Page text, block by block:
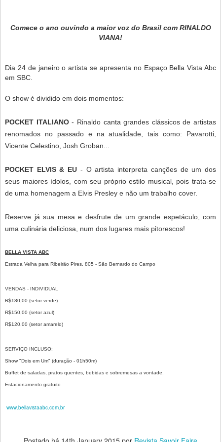
Comece o ano ouvindo a maior voz do Brasil com RINALDO
VIANA!
Dia 24 de janeiro o artista se apresenta no Espaço Bella Vista Abc
em SBC.
O show é dividido em dois momentos:
POCKET ITALIANO- Rinaldo canta grandes clássicos de artistas
renomados no passado e na atualidade, tais como: Pavarotti,
Vicente Celestino, Josh Groban...
POCKET ELVIS & EU - O artista interpreta canções de um dos
seus maiores ídolos, com seu próprio estilo musical, pois trata-se
de uma homenagem a Elvis Presley e não um trabalho cover.
Reserve já sua mesa e desfrute de um grande espetáculo, com
uma culinária deliciosa, num dos lugares mais pitorescos!
BELLA VISTA ABC
Estrada Velha para Ribeirão Pires, 805 - São Bernardo do Campo
VENDAS - INDIVIDUAL
R$180,00 (setor verde)
R$150,00 (setor azul)
R$120,00 (setor amarelo)
SERVIÇO INCLUSO:
Show "Dois em Um" (duração - 01h50m)
Buffet de saladas, pratos quentes, bebidas e sobremesas a vontade.
Estacionamento gratuito
www.bellavistaabc.com.br